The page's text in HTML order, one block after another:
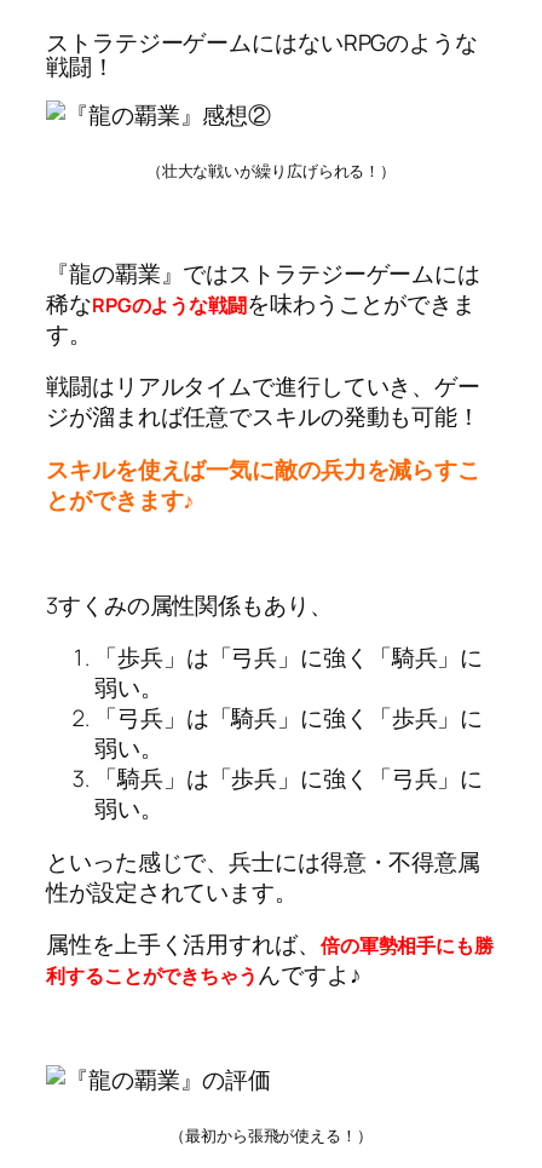
ストラテジーゲームにはないRPGのような
戦闘！
（壮大な戦いが繰り広げられる！）
『龍の覇業』ではストラテジーゲームには
稀なRPGのような戦闘を味わうことができま
す。
戦闘はリアルタイムで進行していき、ゲー
ジが溜まれば任意でスキルの発動も可能！
スキルを使えば一気に敵の兵力を減らすこ
とができます♪
3すくみの属性関係もあり、
「歩兵」は「弓兵」に強く「騎兵」に
弱い。
「弓兵」は「騎兵」に強く「歩兵」に
弱い。
「騎兵」は「歩兵」に強く「弓兵」に
弱い。
といった感じで、兵士には得意・不得意属
性が設定されています。
属性を上手く活用すれば、 倍の軍勢相手にも勝
利することができちゃうんですよ♪
（最初から張飛が使える！）